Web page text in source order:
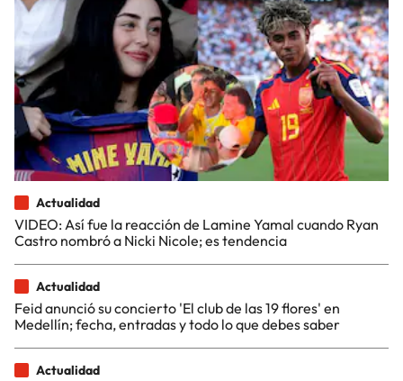
Actualidad
VIDEO: Así fue la reacción de Lamine Yamal cuando Ryan
Castro nombró a Nicki Nicole; es tendencia
Actualidad
Feid anunció su concierto 'El club de las 19 flores' en
Medellín; fecha, entradas y todo lo que debes saber
Actualidad